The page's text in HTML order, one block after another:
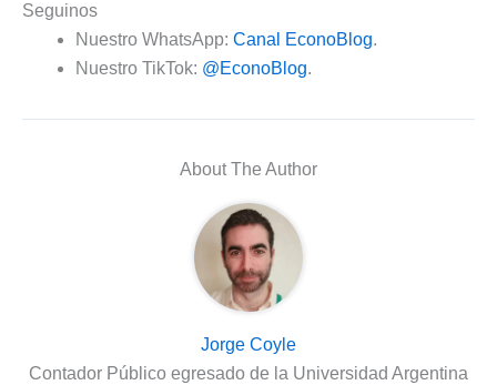
Seguinos
Nuestro WhatsApp: Canal EconoBlog.
Nuestro TikTok: @EconoBlog.
About The Author
Jorge Coyle
Contador Público egresado de la Universidad Argentina